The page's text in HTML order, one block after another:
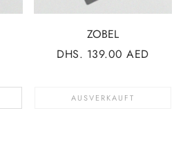
ZOBEL
NORMALER
DHS. 139.00 AED
AUSVERKAUFT